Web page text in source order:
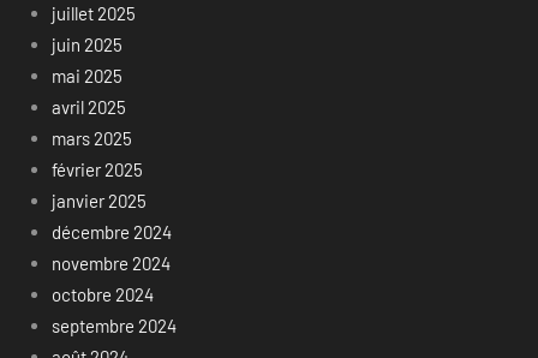
juillet 2025
juin 2025
mai 2025
avril 2025
mars 2025
février 2025
janvier 2025
décembre 2024
novembre 2024
octobre 2024
septembre 2024